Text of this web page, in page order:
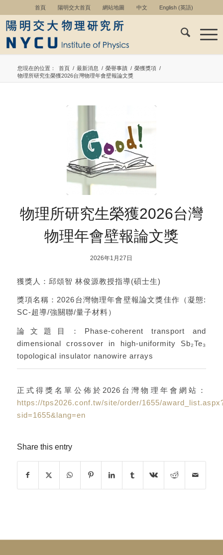
首頁 陽明交大首頁 網站地圖 中文 English(英語)
您現在的位置： 首頁 / 最新消息 / 榮譽事蹟 / 榮獲獎項 /
物理所研究生榮獲2026台灣物理年會壁報論文獎
物理所研究生榮獲2026台灣
物理年會壁報論文獎
2026年1月27日
獲獎人：邱頌智 林俊源教授指導(碩士生)
獎項名稱：2026台灣物理年會壁報論文獎佳作（凝態:
SC-超導/強關聯/量子材料）
論文題目：Phase-coherent transport and
dimensional crossover in high-uniformity Sb₂Te₃
topological insulator nanowire arrays
正式得獎名單公佈於2026台灣物理年會網站：
https://tps2026.conf.tw/site/order/1655/
sid=1655&lang=en
Share this entry